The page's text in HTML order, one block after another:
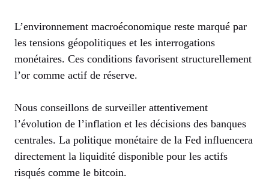
L’environnement macroéconomique reste marqué par
les tensions géopolitiques et les interrogations
monétaires. Ces conditions favorisent structurellement
l’or comme actif de réserve.
Nous conseillons de surveiller attentivement
l’évolution de l’inflation et les décisions des banques
centrales. La politique monétaire de la Fed influencera
directement la liquidité disponible pour les actifs
risqués comme le bitcoin.